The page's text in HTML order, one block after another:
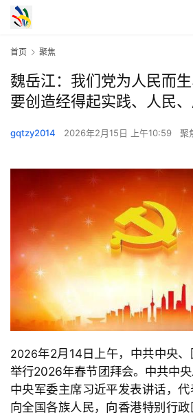
首页 聚焦
魏岳江：我们党为人民而生
要创造经得起实践、人民
gqtzy2014 2026年2月15日 上午10:59 聚
2026年2月 14日上午，中共中央
举行2026年春节团拜会。中共中央
中央军委主席习近平发表讲话，代
向全国各族人民，向香港特别行